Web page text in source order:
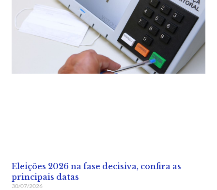
Eleições 2026 na fase decisiva, confira as
principais datas
30/07/2026